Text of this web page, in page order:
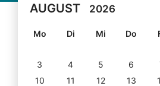
AUGUST 2026
Mo Di Mi Do
3
4 5 6
10
11 12 13